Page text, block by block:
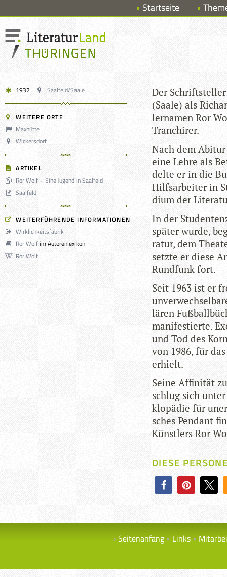
Startseite
1932 Saalfeld/Saale
WEITERE ORTE
Maxhütte
Wickersdorf
ARTIKEL
Ror Wolf – Eine Jugend in Saalfeld
Saalfeld
WEITERFÜHRENDE INFORMATIONEN
Wirklichkeitsfabrik
Ror Wolfim Autorenlexikon
Ror Wolf
Der
(Saale) als
ler­na­men Ror
Tranchirer.
Nach dem
eine Lehre als
delte er in die
Hilfs­ar­bei­ter in
dium der
In der
spä­ter wurde,
ra­tur, dem
setzte er diese
Rund­funk fort.
Seit 1963 ist er
lä­ren
mani­fes­tierte.
und Tod des
von 1986, für
erhielt.
Seine Affi­ni­tät
schlug sich
klo­pä­die für
sches Pen­dant
Künst­lers Ror
DIESE
Seitenanfang Links